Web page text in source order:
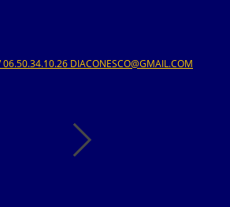
DIACONESCO@GMAIL.COM